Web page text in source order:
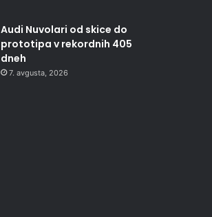
Audi Nuvolari od skice do
prototipa v rekordnih 405
dneh
7. avgusta, 2026